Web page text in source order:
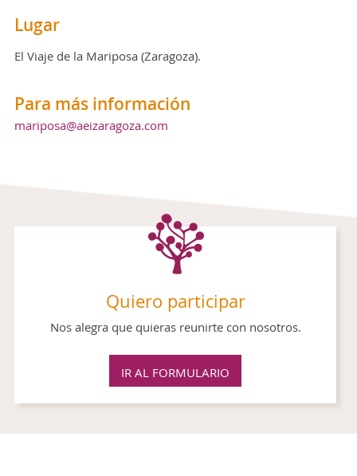
Lugar
El Viaje de la Mariposa (Zaragoza).
Para más información
mariposa@aeizaragoza.com
Quiero participar
Nos alegra que quieras reunirte con nosotros.
IR AL FORMULARIO